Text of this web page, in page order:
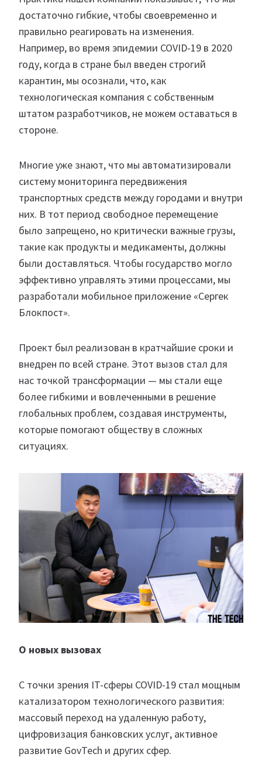
достаточно гибкие, чтобы своевременно и
правильно реагировать на изменения.
Например, во время эпидемии COVID-19 в 2020
году, когда в стране был введен строгий
карантин, мы осознали, что, как
технологическая компания с собственным
штатом разработчиков, не можем оставаться в
стороне.
Многие уже знают, что мы автоматизировали
систему мониторинга передвижения
транспортных средств между городами и внутри
них. В тот период свободное перемещение
было запрещено, но критически важные грузы,
такие как продукты и медикаменты, должны
были доставляться. Чтобы государство могло
эффективно управлять этими процессами, мы
разработали мобильное приложение «Сергек
Блокпост».
Проект был реализован в кратчайшие сроки и
внедрен по всей стране. Этот вызов стал для
нас точкой трансформации — мы стали еще
более гибкими и вовлеченными в решение
глобальных проблем, создавая инструменты,
которые помогают обществу в сложных
ситуациях.
О новых вызовах
С точки зрения IT-сферы COVID-19 стал мощным
катализатором технологического развития:
массовый переход на удаленную работу,
цифровизация банковских услуг, активное
развитие GovTech и других сфер.